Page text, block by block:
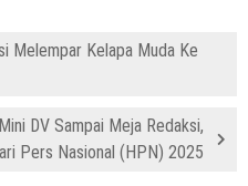
Melempar Kelapa Muda Ke
DV Sampai Meja Redaksi,
Pers Nasional (HPN) 2025